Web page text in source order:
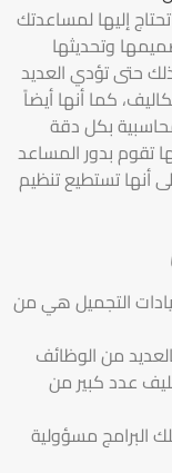
إليها لمساعدتك
وتحديثها
حتى تؤدي العديد
كما أنها أيضاً
بكل دقة
تقوم بدور المساعد
أنها تستطيع تنظيم
التجميل هي من
من الوظائف
عدد كبير من
البرامج مسؤولية